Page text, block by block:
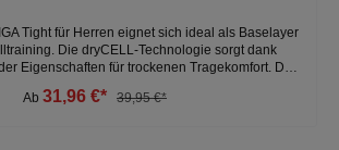
Tight für Herren eignet sich ideal als Baselayer
Die dryCELL-Technologie sorgt dank
Eigenschaften für trockenen Tragekomfort. Das
Die leichte Kompression unterstützt deine
Ab 31,96 €* 39,95 €*